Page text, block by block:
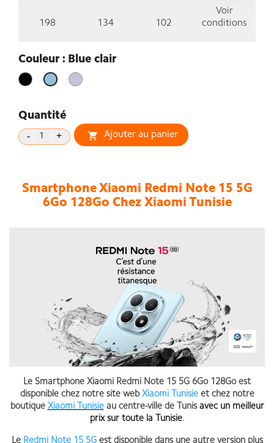
198 134 102
Voir
conditions
Couleur : Blue clair
Noir
Blue
Violet
Quantité
 Ajouter au panier
Smartphone Xiaomi Redmi Note 15 5G
6Go 128Go Chez Xiaomi Tunisie
Le Smartphone Xiaomi Redmi Note 15 5G 6Go 128Go est
disponible chez notre site web Xiaomi Tunisieet chez notre
boutique Xiaomi Tunisieau centre-ville de Tunis avec un meilleur
prix sur toute la Tunisie.
Le Redmi Note 15 5Gest disponible dans une autre version plus